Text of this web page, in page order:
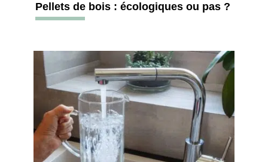
Pellets de bois : écologiques ou pas ?